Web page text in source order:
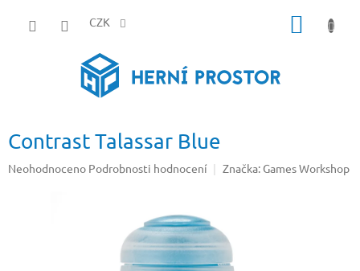
CZK
Contrast Talassar Blue
Průměrné
Neohodnoceno Podrobnosti hodnocení Značka: Games Workshop